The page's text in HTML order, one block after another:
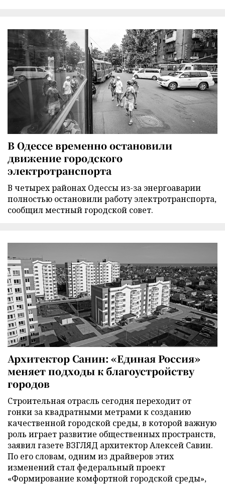
В Одессе временно остановили
движение городского
электротранспорта
В четырех районах Одессы из-за энергоаварии
полностью остановили работу электротранспорта,
сообщил местный городской совет.
Архитектор Санин: «Единая Россия»
меняет подходы к благоустройству
городов
Строительная отрасль сегодня переходит от
гонки за квадратными метрами к созданию
качественной городской среды, в которой важную
роль играет развитие общественных пространств,
заявил газете ВЗГЛЯД архитектор Алексей Савин.
По его словам, одним из драйверов этих
изменений стал федеральный проект
«Формирование комфортной городской среды»,